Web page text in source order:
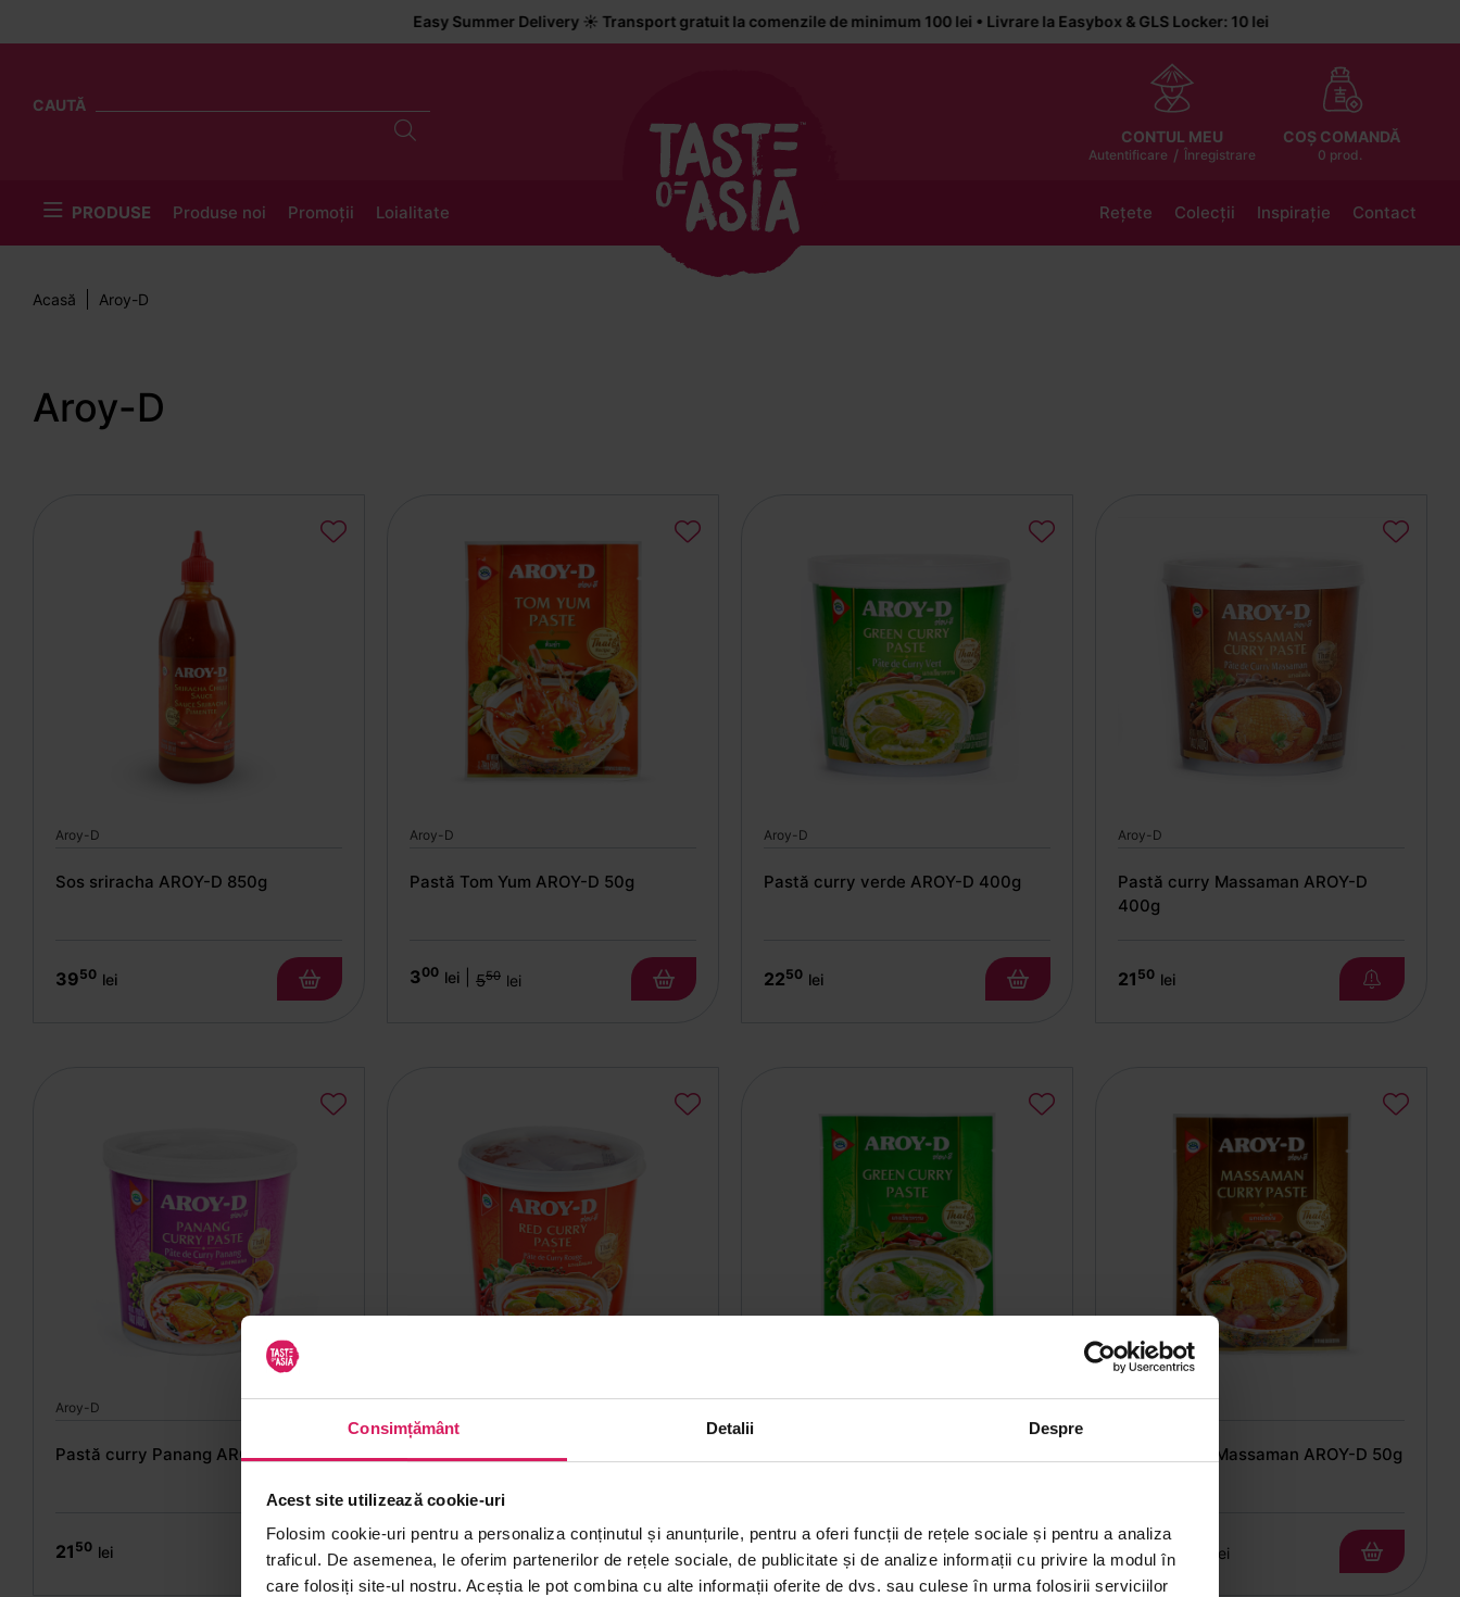
Consimțământ Detalii Despre
Acest site utilizează cookie-uri
Folosim cookie-uri pentru a personaliza conținutul și anunțurile, pentru a oferi funcții de rețele sociale și pentru a analiza
traficul. De asemenea, le oferim partenerilor de rețele sociale, de publicitate și de analize informații cu privire la modul în
care folosiți site-ul nostru. Aceștia le pot combina cu alte informații oferite de dvs. sau culese în urma folosirii serviciilor
Easy Summer Delivery ☀️ Transport gratuit la comenzile de minimum 100 lei • Livrare la Easybox & GLS Locker: 10 lei
CAUTĂ
CONTUL MEU
Autentificare / Înregistrare
COȘ COMANDĂ
0 prod.
PRODUSE Produse noi Promoții Loialitate Rețete Colecții Inspirație Contact
Acasă Aroy-D
Aroy-D
Aroy-D
Sos sriracha AROY-D 850g
3950 lei
Aroy-D
Pastă Tom Yum AROY-D 50g
300 lei 550 lei
Aroy-D
Pastă curry verde AROY-D 400g
2250 lei
Aroy-D
Pastă curry Massaman AROY-D
400g
21 50 lei
Aroy-D
Pastă curry Panang AROY-D 400g
21 50 lei
Pastă curry roșie AROY-D 400g
00 lei 5 lei
Pastă curry Massaman AROY-D 50g
00 lei lei